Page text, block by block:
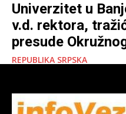
Univerzitet u
v.d. rektora,
presude
REPUBLIKA SRPSKA